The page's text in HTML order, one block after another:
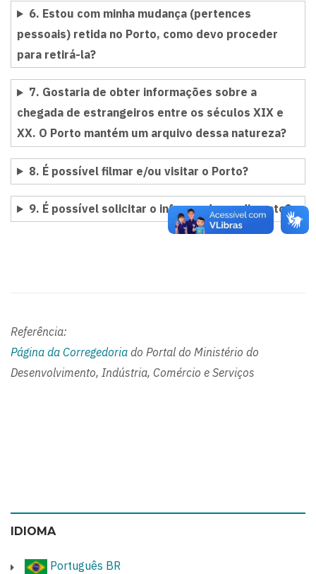
6. Estou com minha mudança (pertences
pessoais) retida no Porto, como devo proceder
para retirá-la?
7. Gostaria de obter informações sobre a
chegada de estrangeiros entre os séculos XIX e
XX. O Porto mantém um arquivo dessa natureza?
8. É possível filmar e/ou visitar o Porto?
9. É possível solicitar o informe de rendimento?
Referência:
Página da Corregedoria do Portal do Ministério do
Desenvolvimento, Indústria, Comércio e Serviços
IDIOMA
Português BR